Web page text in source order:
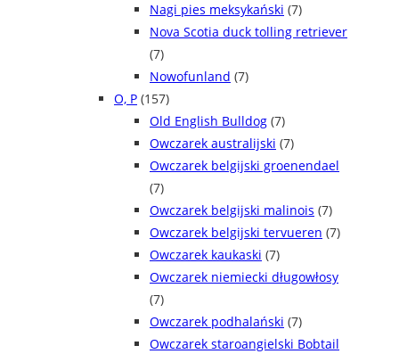
Nagi pies meksykański (7)
Nova Scotia duck tolling retriever
(7)
Nowofunland (7)
O, P (157)
Old English Bulldog (7)
Owczarek australijski (7)
Owczarek belgijski groenendael
(7)
Owczarek belgijski malinois (7)
Owczarek belgijski tervueren (7)
Owczarek kaukaski (7)
Owczarek niemiecki długowłosy
(7)
Owczarek podhalański (7)
Owczarek staroangielski Bobtail